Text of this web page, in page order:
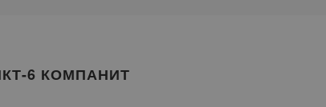
6 КОМПАНИТ